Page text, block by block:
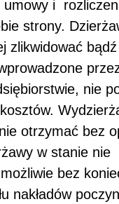
umowy i
strony.
zlikwidować bądź
nie
otrzymać bez
w stanie nie
bez
nakładów